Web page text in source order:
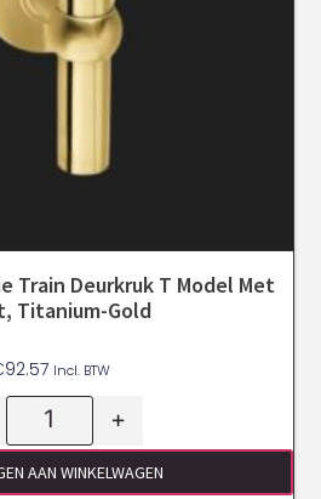
Train Deurkruk T Model Met
Titanium-Gold
92.57 Incl. BTW
+
AAN WINKELWAGEN